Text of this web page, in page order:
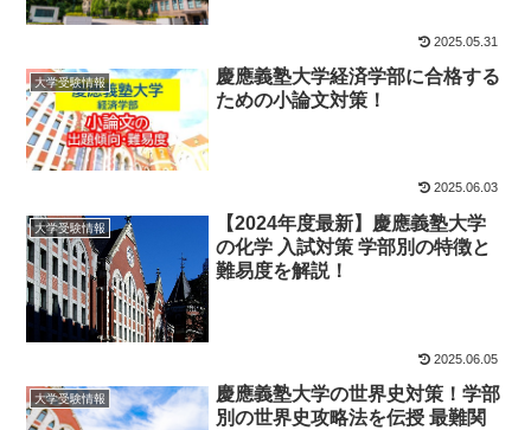
2025.05.31
大学受験情報
慶應義塾大学経済学部に合格する
ための小論文対策！
2025.06.03
大学受験情報
【2024年度最新】慶應義塾大学
の化学 入試対策 学部別の特徴と
難易度を解説！
2025.06.05
大学受験情報
慶應義塾大学の世界史対策！学部
別の世界史攻略法を伝授 最難関